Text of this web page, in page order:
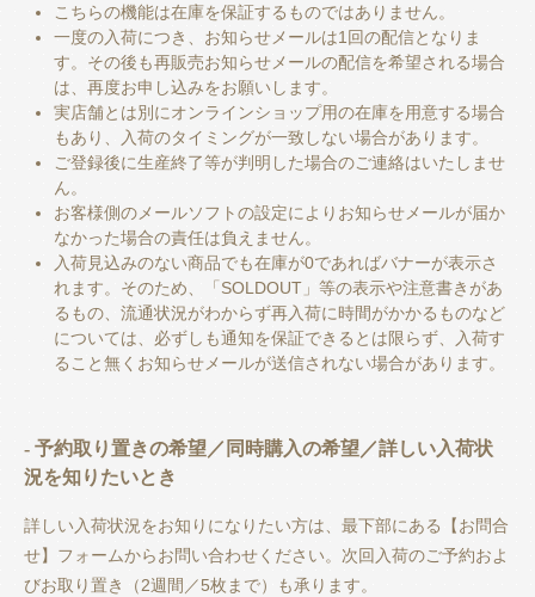
こちらの機能は在庫を保証するものではありません。
一度の入荷につき、お知らせメールは1回の配信となりま
す。その後も再販売お知らせメールの配信を希望される場合
は、再度お申し込みをお願いします。
実店舗とは別にオンラインショップ用の在庫を用意する場合
もあり、入荷のタイミングが一致しない場合があります。
ご登録後に生産終了等が判明した場合のご連絡はいたしませ
ん。
お客様側のメールソフトの設定によりお知らせメールが届か
なかった場合の責任は負えません。
入荷見込みのない商品でも在庫が0であればバナーが表示さ
れます。そのため、「SOLDOUT」等の表示や注意書きがあ
るもの、流通状況がわからず再入荷に時間がかかるものなど
については、必ずしも通知を保証できるとは限らず、入荷す
ること無くお知らせメールが送信されない場合があります。
- 予約取り置きの希望／同時購入の希望／詳しい入荷状
況を知りたいとき
詳しい入荷状況をお知りになりたい方は、最下部にある【お問合
せ】フォームからお問い合わせください。次回入荷のご予約およ
びお取り置き（2週間／5枚まで）も承ります。